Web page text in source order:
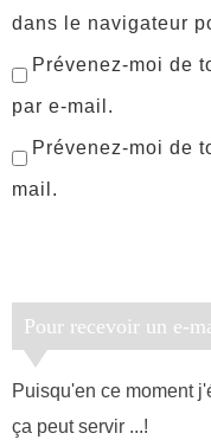
dans le navigateur
Prévenez-moi de
par e-mail.
Prévenez-moi de
mail.
Pour recevoir un e-
Puisqu'en ce moment
ça peut servir ...!